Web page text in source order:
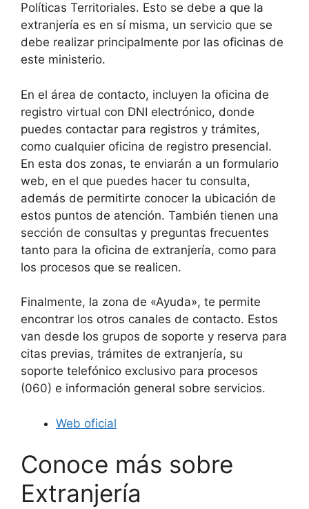
Políticas Territoriales. Esto se debe a que la
extranjería es en sí misma, un servicio que se
debe realizar principalmente por las oficinas de
este ministerio.
En el área de contacto, incluyen la oficina de
registro virtual con DNI electrónico, donde
puedes contactar para registros y trámites,
como cualquier oficina de registro presencial.
En esta dos zonas, te enviarán a un formulario
web, en el que puedes hacer tu consulta,
además de permitirte conocer la ubicación de
estos puntos de atención. También tienen una
sección de consultas y preguntas frecuentes
tanto para la oficina de extranjería, como para
los procesos que se realicen.
Finalmente, la zona de «Ayuda», te permite
encontrar los otros canales de contacto. Estos
van desde los grupos de soporte y reserva para
citas previas, trámites de extranjería, su
soporte telefónico exclusivo para procesos
(060) e información general sobre servicios.
Web oficial
Conoce más sobre
Extranjería